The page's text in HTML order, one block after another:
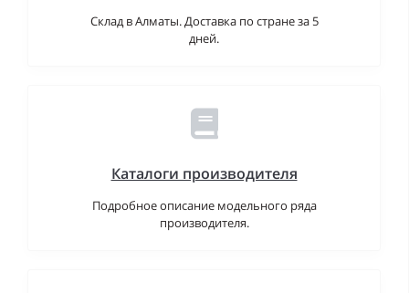
Склад в Алматы. Доставка по стране за 5
дней.
Каталоги производителя
Подробное описание модельного ряда
производителя.